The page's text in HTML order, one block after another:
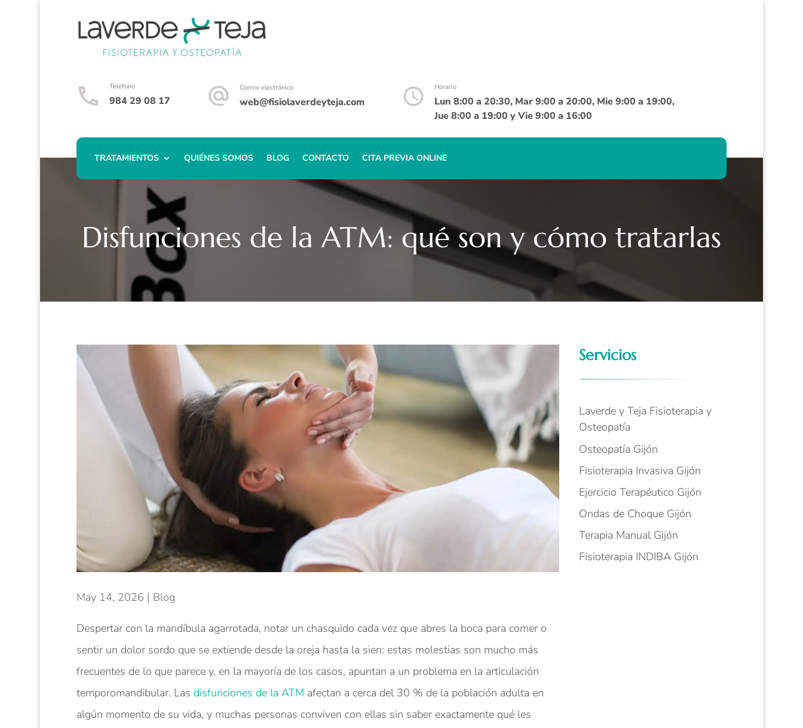
Teléfono
984 29 08 17
Correo electrónico
web@fisiolaverdeyteja.com
Horario
Lun 8:00 a 20:30, Mar 9:00 a 20:00, Mie 9:00 a 19:00,
Jue 8:00 a 19:00 y Vie 9:00 a 16:00
TRATAMIENTOS QUIÉNES SOMOS BLOG CONTACTO CITA PREVIA ONLINE
Disfunciones de la ATM: qué son y cómo tratarlas
May 14, 2026 | Blog
Despertar con la mandíbula agarrotada, notar un chasquido cada vez que abres la boca para comer o
sentir un dolor sordo que se extiende desde la oreja hasta la sien: estas molestias son mucho más
frecuentes de lo que parece y, en la mayoría de los casos, apuntan a un problema en la articulación
temporomandibular. Las disfunciones de la ATM afectan a cerca del 30 % de la población adulta en
algún momento de su vida, y muchas personas conviven con ellas sin saber exactamente qué les
Servicios
Laverde y Teja Fisioterapia y
Osteopatía
Osteopatía Gijón
Fisioterapia Invasiva Gijón
Ejercicio Terapéutico Gijón
Ondas de Choque Gijón
Terapia Manual Gijón
Fisioterapia INDIBA Gijón